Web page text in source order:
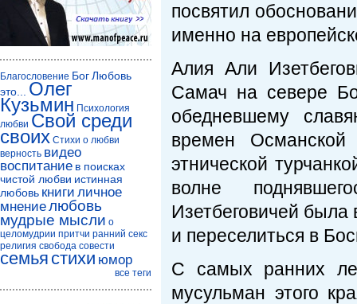
посвятил
именно на
Алия Али
Самач на севере
обедневшему
времен
этнической
волне
Изетбеговичей была
и переселиться в
С самых ранних
мусульман этого
Благословение БогЛюбовь
это...
Олег
Кузьмин Психология
любви Свой среди
своих Стихи о любви
верность видео
воспитание в поисках
чистой любви истинная
любовь книги личное
мнениелюбовь
мудрые мысли о
целомудрии притчи ранний секс
религия свобода совести
семья стихи юмор
все теги